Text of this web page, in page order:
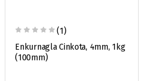
(1)
Enkurnagla Cinkota, 4mm, 1kg
(100mm)